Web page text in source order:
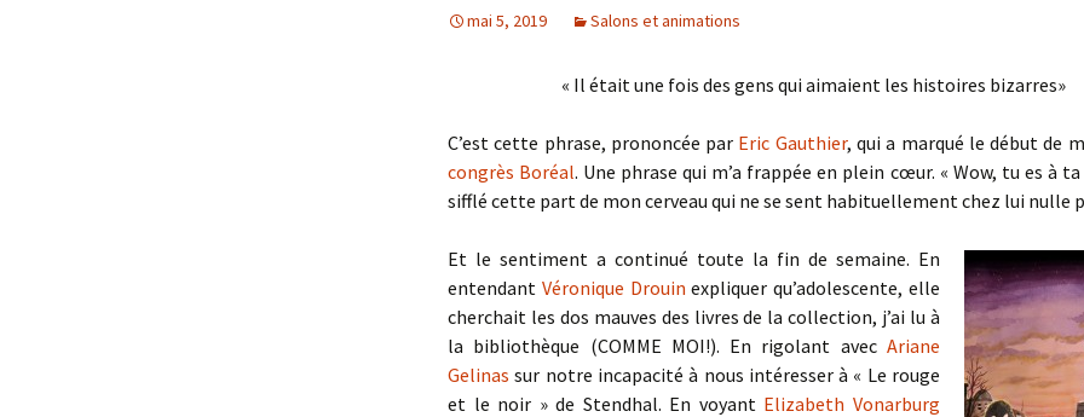
mai 5, 2019 Salons et animations
« Il était une fois des gens qui aimaient les histoires bizarres»
C’est cette phrase, prononcée par Eric Gauthier, qui a marqué le début de
congrès Boréal. Une phrase qui m’a frappée en plein cœur. « Wow, tu es à ta
sifflé cette part de mon cerveau qui ne se sent habituellement chez lui nulle
Et le sentiment a continué toute la fin de semaine. En
entendant Véronique Drouin expliquer qu’adolescente, elle
cherchait les dos mauves des livres de la collection, j’ai lu à
la bibliothèque (COMME MOI!). En rigolant avec Ariane
Gelinas sur notre incapacité à nous intéresser à « Le rouge
et le noir » de Stendhal. En voyant Elizabeth Vonarburg